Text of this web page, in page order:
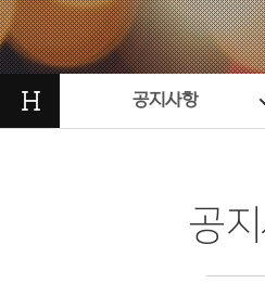
H 공지사항
공